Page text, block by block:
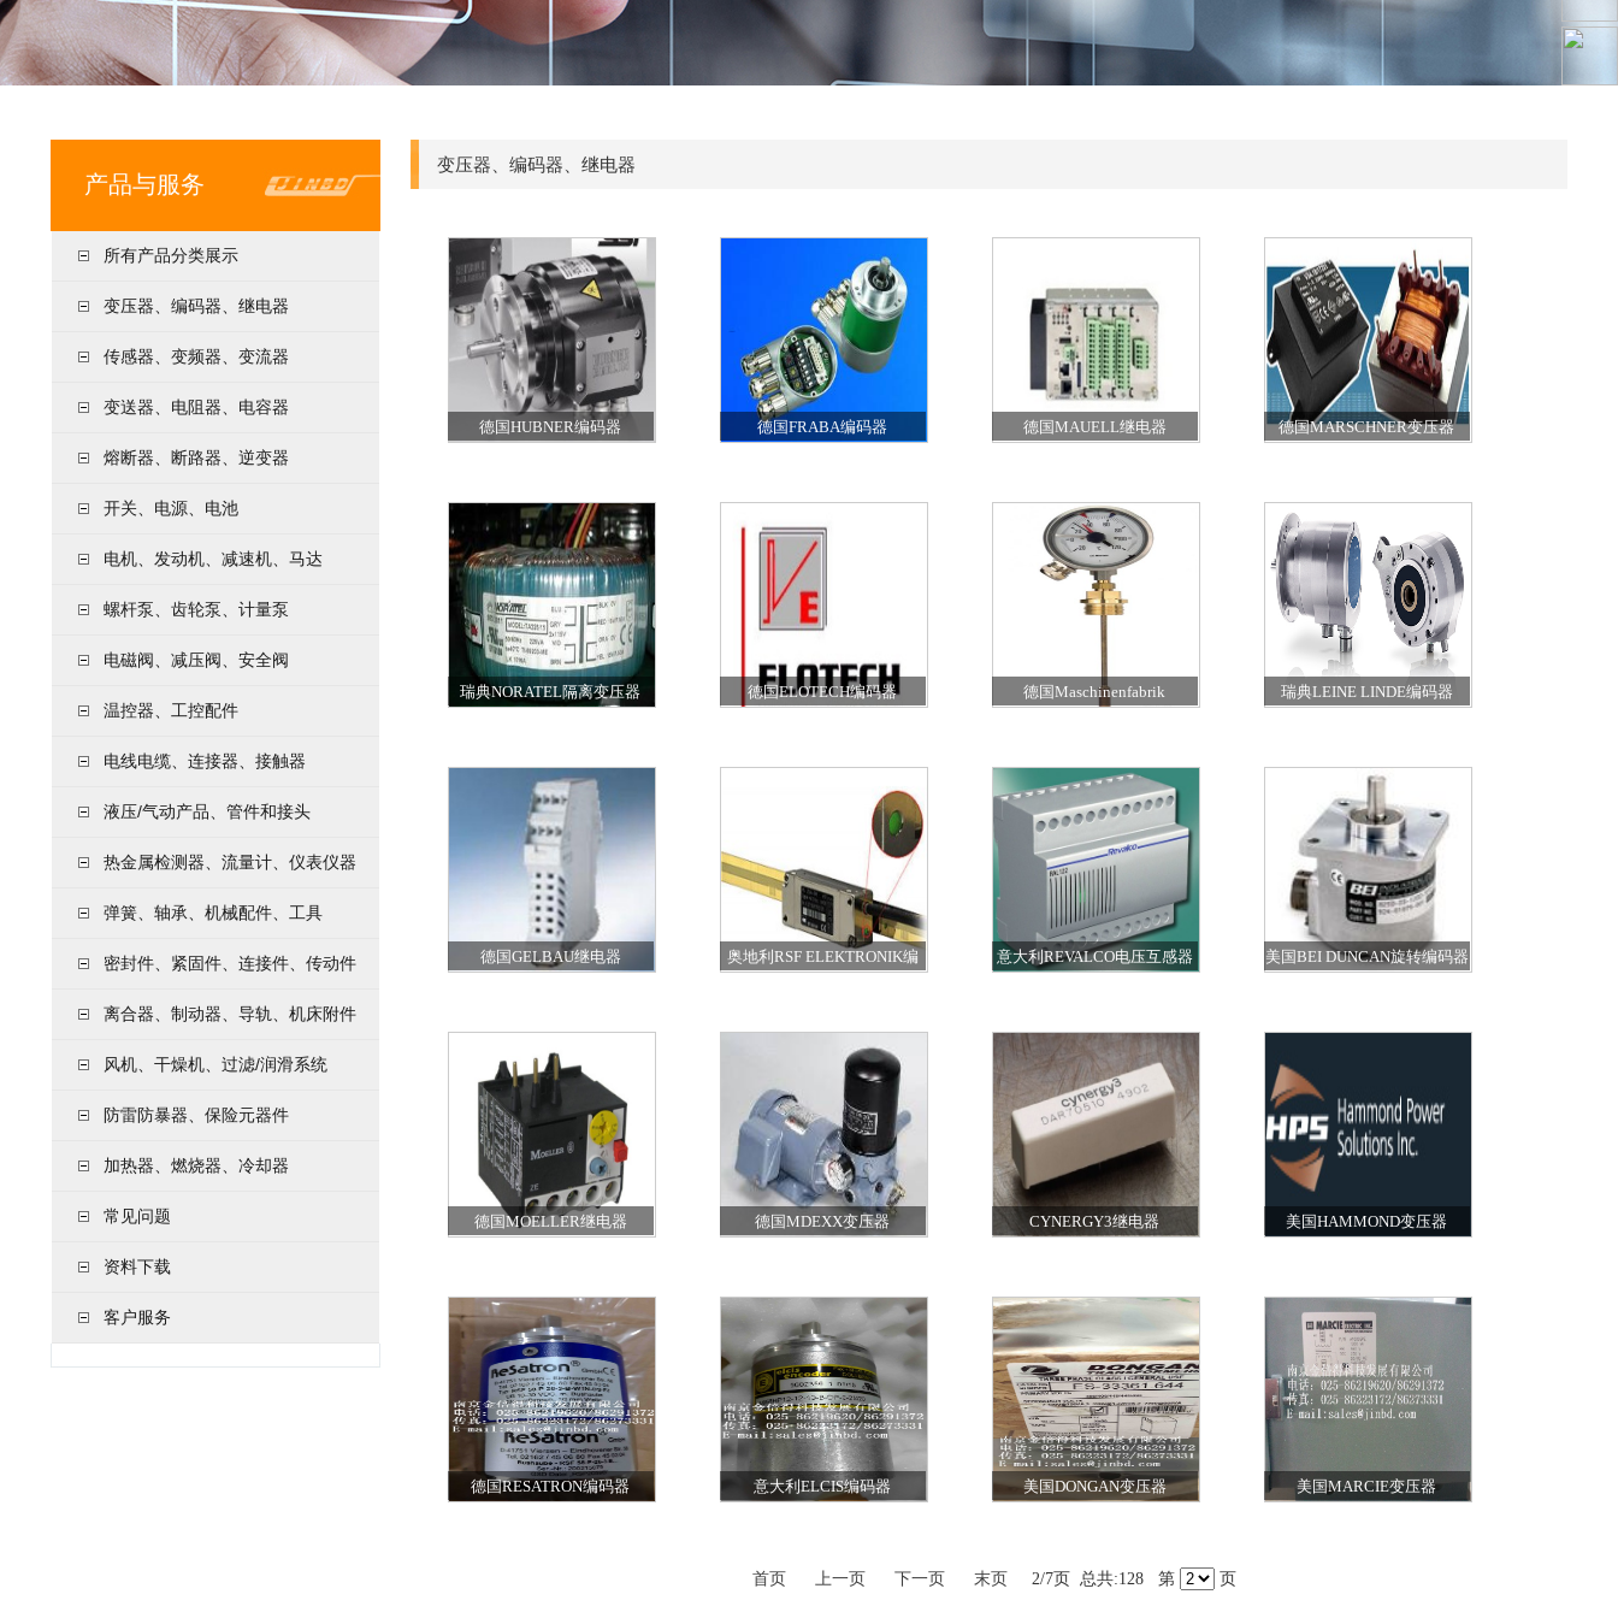
产品与服务
所有产品分类展示
变压器、编码器、继电器
传感器、变频器、变流器
变送器、电阻器、电容器
熔断器、断路器、逆变器
开关、电源、电池
电机、发动机、减速机、马达
螺杆泵、齿轮泵、计量泵
电磁阀、减压阀、安全阀
温控器、工控配件
电线电缆、连接器、接触器
液压/气动产品、管件和接头
热金属检测器、流量计、仪表仪器
弹簧、轴承、机械配件、工具
密封件、紧固件、连接件、传动件
离合器、制动器、导轨、机床附件
风机、干燥机、过滤/润滑系统
防雷防暴器、保险元器件
加热器、燃烧器、冷却器
常见问题
资料下载
客户服务
变压器、编码器、继电器
德国HUBNER编码器 德国FRABA编码器 德国MAUELL继电器 德国MARSCHNER变压器
瑞典NORATEL隔离变压器 德国ELOTECH编码器
德国Maschinenfabrik
瑞典LEINE LINDE编码器
德国GELBAU继电器
奥地利RSF ELEKTRONIK编
意大利REVALCO电压互感器 美国BEI DUNCAN旋转编码器
德国MOELLER继电器 德国MDEXX变压器 CYNERGY3继电器 美国HAMMOND变压器
德国RESATRON编码器 意大利ELCIS编码器 美国DONGAN变压器 美国MARCIE变压器
首页 上一页 下一页 末页 2/7页 总共:128 第 页